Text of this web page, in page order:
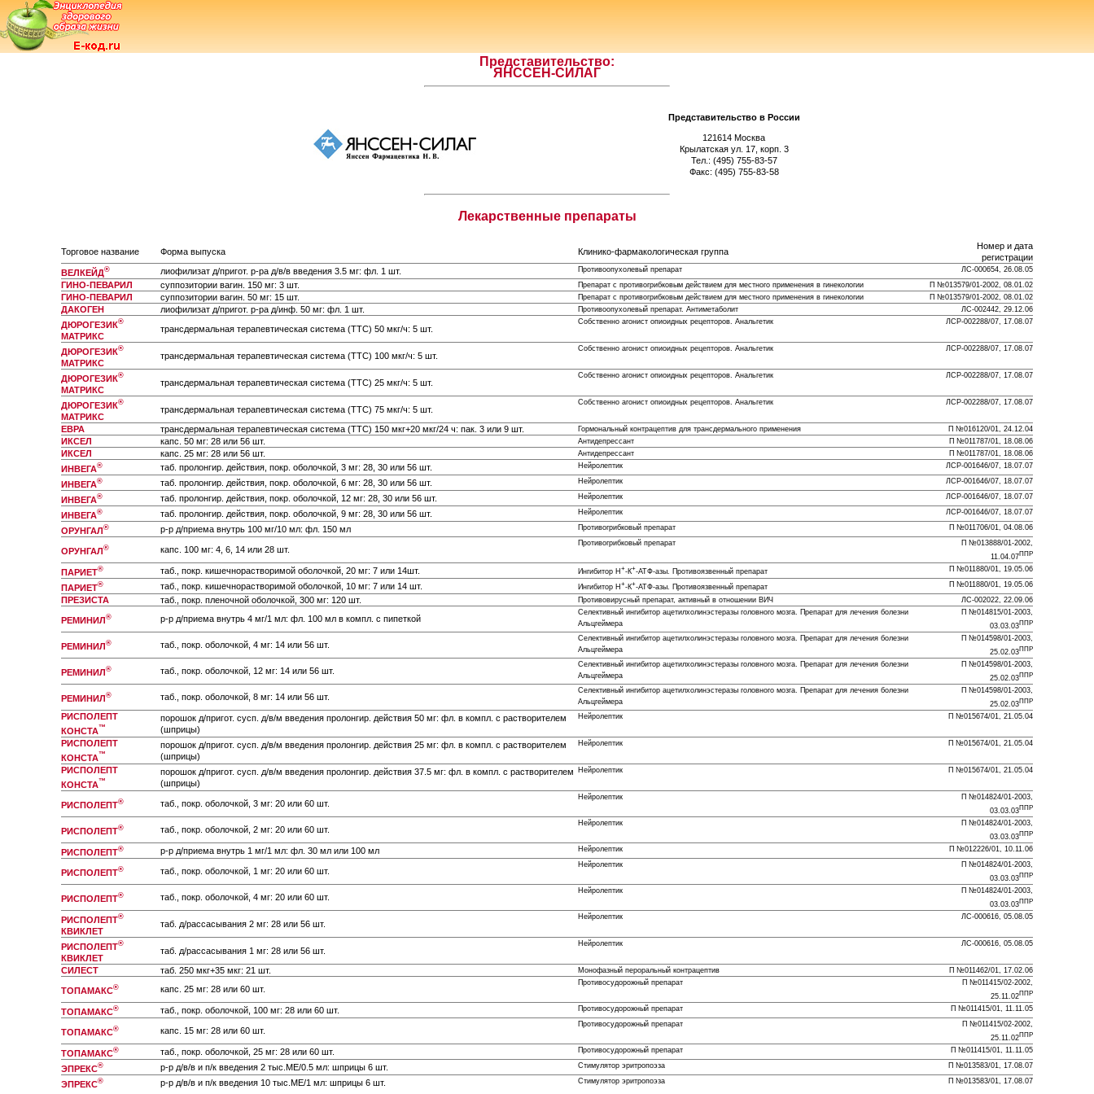
Представительство:
ЯНССЕН-СИЛАГ
Представительство в России
121614 Москва
Крылатская ул. 17, корп. 3
Тел.: (495) 755-83-57
Факс: (495) 755-83-58
Лекарственные препараты
Торговое название Форма выпуска Клинико-фармакологическая группа
Номер и дата
регистрации
ВЕЛКЕЙД® лиофилизат д/пригот. р-ра д/в/в введения 3.5 мг: фл. 1 шт. Противоопухолевый препарат ЛС-000654, 26.08.05
ГИНО-ПЕВАРИЛ суппозитории вагин. 150 мг: 3 шт. Препарат с противогрибковым действием для местного применения в гинекологии П №013579/01-2002, 08.01.02
ГИНО-ПЕВАРИЛ суппозитории вагин. 50 мг: 15 шт. Препарат с противогрибковым действием для местного применения в гинекологии П №013579/01-2002, 08.01.02
ДАКОГЕН лиофилизат д/пригот. р-ра д/инф. 50 мг: фл. 1 шт. Противоопухолевый препарат. Антиметаболит ЛС-002442, 29.12.06
ДЮРОГЕЗИК®
МАТРИКС
трансдермальная терапевтическая система (ТТС) 50 мкг/ч: 5 шт.
Собственно агонист опиоидных рецепторов. Анальгетик ЛСР-002288/07, 17.08.07
ДЮРОГЕЗИК®
МАТРИКС
трансдермальная терапевтическая система (ТТС) 100 мкг/ч: 5 шт.
Собственно агонист опиоидных рецепторов. Анальгетик ЛСР-002288/07, 17.08.07
ДЮРОГЕЗИК®
МАТРИКС
трансдермальная терапевтическая система (ТТС) 25 мкг/ч: 5 шт.
Собственно агонист опиоидных рецепторов. Анальгетик ЛСР-002288/07, 17.08.07
ДЮРОГЕЗИК®
МАТРИКС
трансдермальная терапевтическая система (ТТС) 75 мкг/ч: 5 шт.
Собственно агонист опиоидных рецепторов. Анальгетик ЛСР-002288/07, 17.08.07
ЕВРА трансдермальная терапевтическая система (ТТС) 150 мкг+20 мкг/24 ч: пак. 3 или 9 шт. Гормональный контрацептив для трансдермального применения П №016120/01, 24.12.04
ИКСЕЛ капс. 50 мг: 28 или 56 шт. Антидепрессант П №011787/01, 18.08.06
ИКСЕЛ капс. 25 мг: 28 или 56 шт. Антидепрессант П №011787/01, 18.08.06
ИНВЕГА® таб. пролонгир. действия, покр. оболочкой, 3 мг: 28, 30 или 56 шт. Нейролептик ЛСР-001646/07, 18.07.07
ИНВЕГА® таб. пролонгир. действия, покр. оболочкой, 6 мг: 28, 30 или 56 шт. Нейролептик ЛСР-001646/07, 18.07.07
ИНВЕГА® таб. пролонгир. действия, покр. оболочкой, 12 мг: 28, 30 или 56 шт. Нейролептик ЛСР-001646/07, 18.07.07
ИНВЕГА® таб. пролонгир. действия, покр. оболочкой, 9 мг: 28, 30 или 56 шт. Нейролептик ЛСР-001646/07, 18.07.07
ОРУНГАЛ® р-р д/приема внутрь 100 мг/10 мл: фл. 150 мл Противогрибковый препарат П №011706/01, 04.08.06
ОРУНГАЛ® капс. 100 мг: 4, 6, 14 или 28 шт.
Противогрибковый препарат
П №013888/01-2002,
11.04.07ППР
ПАРИЕТ® таб., покр. кишечнорастворимой оболочкой, 20 мг: 7 или 14шт. Ингибитор Н +-К+-АТФ-азы. Противоязвенный препарат П №011880/01, 19.05.06
ПАРИЕТ® таб., покр. кишечнорастворимой оболочкой, 10 мг: 7 или 14 шт. Ингибитор Н +-К+-АТФ-азы. Противоязвенный препарат П №011880/01, 19.05.06
ПРЕЗИСТА таб., покр. пленочной оболочкой, 300 мг: 120 шт. Противовирусный препарат, активный в отношении ВИЧ ЛС-002022, 22.09.06
РЕМИНИЛ® р-р д/приема внутрь 4 мг/1 мл: фл. 100 мл в компл. с пипеткой
Селективный ингибитор ацетилхолинэстеразы головного мозга. Препарат для лечения болезни
Альцгеймера
П №014815/01-2003,
03.03.03ППР
РЕМИНИЛ® таб., покр. оболочкой, 4 мг: 14 или 56 шт.
Селективный ингибитор ацетилхолинэстеразы головного мозга. Препарат для лечения болезни
Альцгеймера
П №014598/01-2003,
25.02.03ППР
РЕМИНИЛ® таб., покр. оболочкой, 12 мг: 14 или 56 шт.
Селективный ингибитор ацетилхолинэстеразы головного мозга. Препарат для лечения болезни
Альцгеймера
П №014598/01-2003,
25.02.03ППР
РЕМИНИЛ® таб., покр. оболочкой, 8 мг: 14 или 56 шт.
Селективный ингибитор ацетилхолинэстеразы головного мозга. Препарат для лечения болезни
Альцгеймера
П №014598/01-2003,
25.02.03ППР
РИСПОЛЕПТ
КОНСТА™
порошок д/пригот. сусп. д/в/м введения пролонгир. действия 50 мг: фл. в компл. с растворителем
(шприцы)
Нейролептик П №015674/01, 21.05.04
РИСПОЛЕПТ
КОНСТА™
порошок д/пригот. сусп. д/в/м введения пролонгир. действия 25 мг: фл. в компл. с растворителем
(шприцы)
Нейролептик П №015674/01, 21.05.04
РИСПОЛЕПТ
КОНСТА™
порошок д/пригот. сусп. д/в/м введения пролонгир. действия 37.5 мг: фл. в компл. с растворителем
(шприцы)
Нейролептик П №015674/01, 21.05.04
РИСПОЛЕПТ® таб., покр. оболочкой, 3 мг: 20 или 60 шт.
Нейролептик
П №014824/01-2003,
03.03.03ППР
РИСПОЛЕПТ® таб., покр. оболочкой, 2 мг: 20 или 60 шт.
Нейролептик
П №014824/01-2003,
03.03.03ППР
РИСПОЛЕПТ® р-р д/приема внутрь 1 мг/1 мл: фл. 30 мл или 100 мл Нейролептик П №012226/01, 10.11.06
РИСПОЛЕПТ® таб., покр. оболочкой, 1 мг: 20 или 60 шт.
Нейролептик
П №014824/01-2003,
03.03.03ППР
РИСПОЛЕПТ® таб., покр. оболочкой, 4 мг: 20 или 60 шт.
Нейролептик
П №014824/01-2003,
03.03.03ППР
РИСПОЛЕПТ®
КВИКЛЕТ
таб. д/рассасывания 2 мг: 28 или 56 шт.
Нейролептик ЛС-000616, 05.08.05
РИСПОЛЕПТ®
КВИКЛЕТ
таб. д/рассасывания 1 мг: 28 или 56 шт.
Нейролептик ЛС-000616, 05.08.05
СИЛЕСТ таб. 250 мкг+35 мкг: 21 шт. Монофазный пероральный контрацептив П №011462/01, 17.02.06
ТОПАМАКС® капс. 25 мг: 28 или 60 шт.
Противосудорожный препарат
П №011415/02-2002,
25.11.02ППР
ТОПАМАКС® таб., покр. оболочкой, 100 мг: 28 или 60 шт. Противосудорожный препарат П №011415/01, 11.11.05
ТОПАМАКС® капс. 15 мг: 28 или 60 шт.
Противосудорожный препарат
П №011415/02-2002,
25.11.02ППР
ТОПАМАКС® таб., покр. оболочкой, 25 мг: 28 или 60 шт. Противосудорожный препарат П №011415/01, 11.11.05
ЭПРЕКС® р-р д/в/в и п/к введения 2 тыс.МЕ/0.5 мл: шприцы 6 шт. Стимулятор эритропоэза П №013583/01, 17.08.07
ЭПРЕКС® р-р д/в/в и п/к введения 10 тыс.МЕ/1 мл: шприцы 6 шт. Стимулятор эритропоэза П №013583/01, 17.08.07